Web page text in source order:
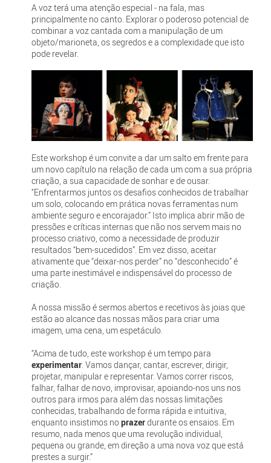
A voz terá uma atenção especial - na fala, mas
principalmente no canto. Explorar o poderoso potencial de
combinar a voz cantada com a manipulação de um
objeto/marioneta, os segredos e a complexidade que isto
pode revelar.
Este workshop é um convite a dar um salto em frente para
um novo capítulo na relação de cada um com a sua própria
criação, a sua capacidade de sonhar e de ousar.
“Enfrentarmos juntos os desafios conhecidos de trabalhar
um solo, colocando em prática novas ferramentas num
ambiente seguro e encorajador.” Isto implica abrir mão de
pressões e críticas internas que não nos servem mais no
processo criativo, como a necessidade de produzir
resultados “bem-sucedidos”. Em vez disso, aceitar
ativamente que “deixar-nos perder” no “desconhecido” é
uma parte inestimável e indispensável do processo de
criação.
A nossa missão é sermos abertos e recetivos às joias que
estão ao alcance das nossas mãos para criar uma
imagem, uma cena, um espetáculo.
“Acima de tudo, este workshop é um tempo para
experimentar. Vamos dançar, cantar, escrever, dirigir,
projetar, manipular e representar. Vamos correr riscos,
falhar, falhar de novo, improvisar, apoiando-nos uns nos
outros para irmos para além das nossas limitações
conhecidas, trabalhando de forma rápida e intuitiva,
enquanto insistimos noprazerdurante os ensaios. Em
resumo, nada menos que uma revolução individual,
pequena ou grande, em direção a uma nova voz que está
prestes a surgir.”